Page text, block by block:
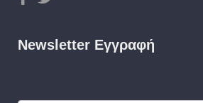
Newsletter Εγγραφή